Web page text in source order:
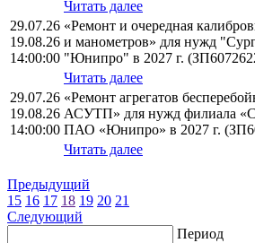
Читать далее
29.07.26
19.08.26
14:00:00
«Ремонт и очередная
и манометров» для нужд
"Юнипро" в 2027 г.
Читать далее
29.07.26
19.08.26
14:00:00
«Ремонт агрегатов
АСУТП» для нужд филиала
ПАО «Юнипро» в 2027 г.
Читать далее
Предыдущий
15 16 17 18 19 20 21
Следующий
Период